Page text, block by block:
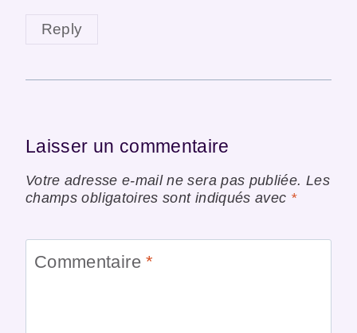
Reply
Laisser un commentaire
Votre adresse e-mail ne sera pas publiée. Les
champs obligatoires sont indiqués avec *
Commentaire*